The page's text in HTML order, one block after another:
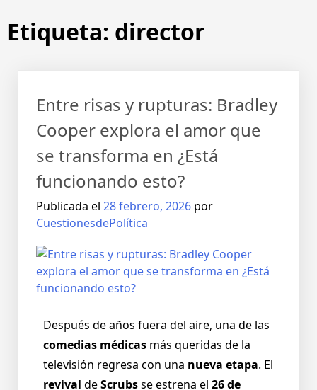
Etiqueta: director
Entre risas y rupturas: Bradley
Cooper explora el amor que
se transforma en ¿Está
funcionando esto?
Publicada el 28 febrero, 2026 por
CuestionesdePolítica
Después de años fuera del aire, una de las
comedias médicas más queridas de la
televisión regresa con una nueva etapa. El
revival deScrubsse estrena el 26 de